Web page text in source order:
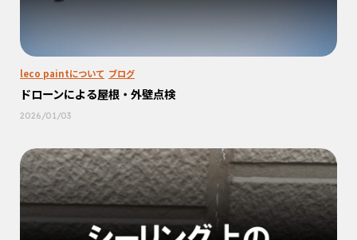
leco paintについて ブログ
ドローンによる屋根・外壁点検
2026/01/03